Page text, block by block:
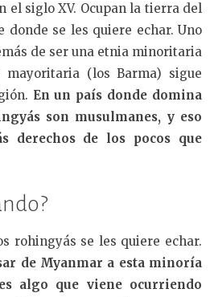
el siglo XV. Ocupan la tierra del
donde se les quiere echar. Uno
de ser una etnia minoritaria
(los Barma) sigue
En un país donde domina
son musulmanes, y eso
derechos de los pocos que
rohingyás se les quiere echar.
de Myanmar a esta minoría
algo que viene ocurriendo